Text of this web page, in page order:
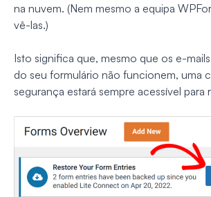
na nuvem. (Nem mesmo a equipa
vê-las.)
Isto significa que, mesmo que os e-
do seu formulário não funcionem, uma
segurança estará sempre acessível para